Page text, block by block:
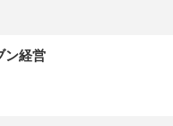
ン経営